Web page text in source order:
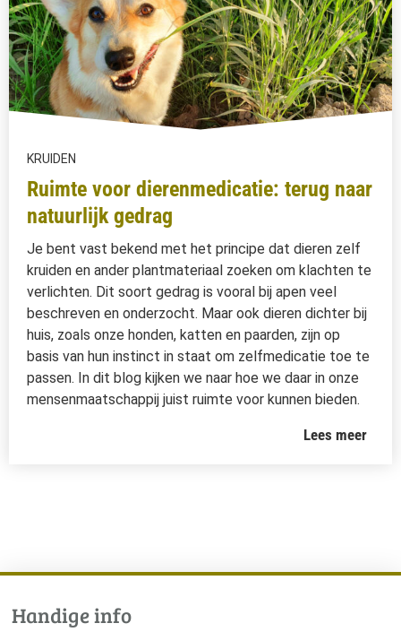
KRUIDEN
Ruimte voor dierenmedicatie: terug naar
natuurlijk gedrag
Je bent vast bekend met het principe dat dieren zelf
kruiden en ander plantmateriaal zoeken om klachten te
verlichten. Dit soort gedrag is vooral bij apen veel
beschreven en onderzocht. Maar ook dieren dichter bij
huis, zoals onze honden, katten en paarden, zijn op
basis van hun instinct in staat om zelfmedicatie toe te
passen. In dit blog kijken we naar hoe we daar in onze
mensenmaatschappij juist ruimte voor kunnen bieden.
Lees meer
Handige info